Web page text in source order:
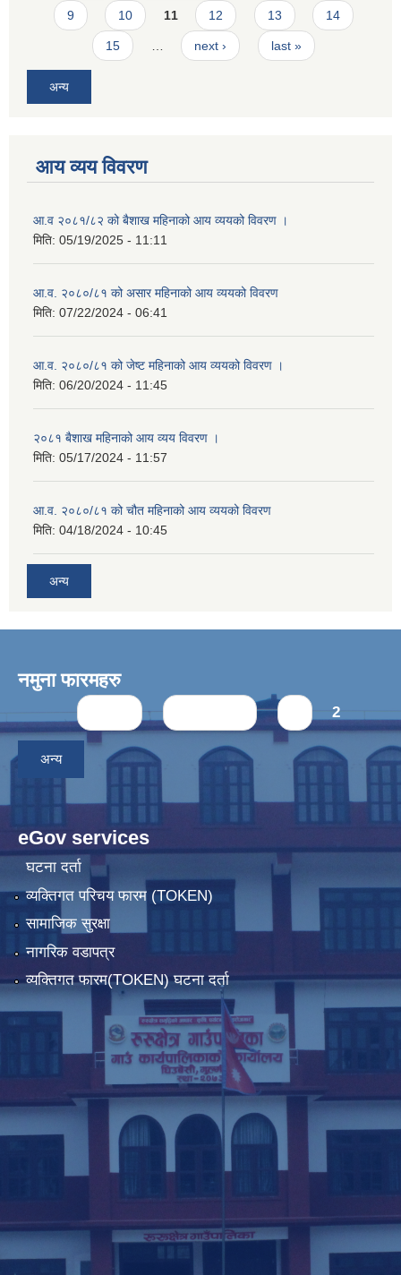
9 10 11 12 13 14
15 next › last »
अन्य
आय व्यय विवरण
आ.व २०८१/८२ को बैशाख महिनाको आय व्ययको विवरण ।
मिति: 05/19/2025 - 11:11
आ.व. २०८०/८१ को असार महिनाको आय व्ययको विवरण
मिति: 07/22/2024 - 06:41
आ.व. २०८०/८१ को जेष्ट महिनाको आय व्ययको विवरण ।
मिति: 06/20/2024 - 11:45
२०८१ बैशाख महिनाको आय व्यय विवरण ।
मिति: 05/17/2024 - 11:57
आ.व. २०८०/८१ को चौत महिनाको आय व्ययको विवरण
मिति: 04/18/2024 - 10:45
अन्य
नमुना फारमहरु
Pages 2
अन्य
eGov services
घटना दर्ता
व्यक्तिगत परिचय फारम (TOKEN)
सामाजिक सुरक्षा
नागरिक वडापत्र
व्यक्तिगत फारम(TOKEN) घटना दर्ता